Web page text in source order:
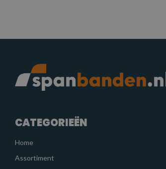
CATEGORIEËN
Home
Assortiment